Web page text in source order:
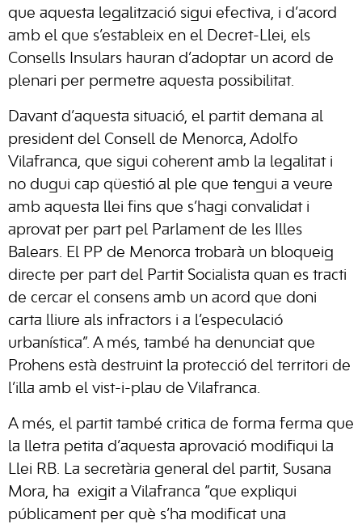
que aquesta legalització sigui efectiva, i d’acord
amb el que s’estableix en el Decret-Llei, els
Consells Insulars hauran d’adoptar un acord de
plenari per permetre aquesta possibilitat.
Davant d’aquesta situació, el partit demana al
president del Consell de Menorca, Adolfo
Vilafranca, que sigui coherent amb la legalitat i
no dugui cap qüestió al ple que tengui a veure
amb aquesta llei fins que s’hagi convalidat i
aprovat per part pel Parlament de les Illes
Balears. El PP de Menorca trobarà un bloqueig
directe per part del Partit Socialista quan es tracti
de cercar el consens amb un acord que doni
carta lliure als infractors i a l’especulació
urbanística”. A més, també ha denunciat que
Prohens està destruint la protecció del territori de
l’illa amb el vist-i-plau de Vilafranca.
A més, el partit també critica de forma ferma que
la lletra petita d’aquesta aprovació modifiqui la
Llei RB. La secretària general del partit, Susana
Mora, ha
exigit a Vilafranca “que expliqui
públicament per què s’ha modificat una